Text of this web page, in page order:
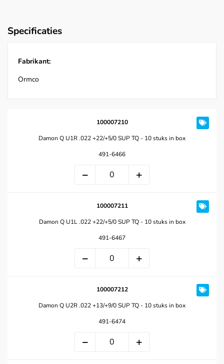
Specificaties
Fabrikant:
Ormco
100007210
Damon Q U1R .022 +22/+5/0 SUP TQ - 10 stuks in box
491-6466
100007211
Damon Q U1L .022 +22/+5/0 SUP TQ - 10 stuks in box
491-6467
100007212
Damon Q U2R .022 +13/+9/0 SUP TQ - 10 stuks in box
491-6474